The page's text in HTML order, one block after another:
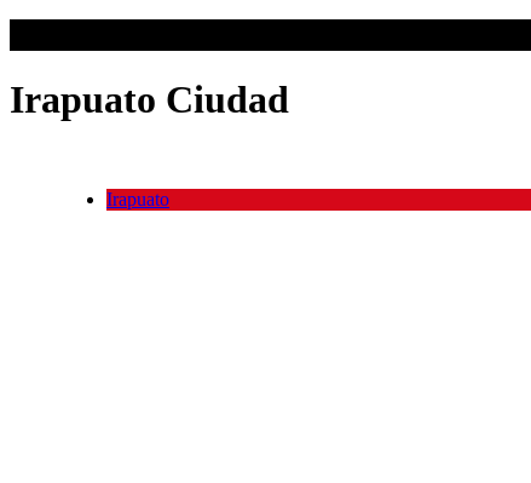
Irapuato Ciudad
Irapuato